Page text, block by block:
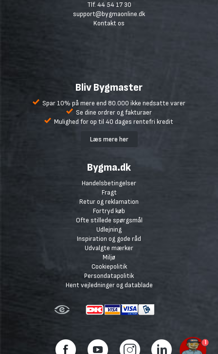
Tlf. 44 54 17 30
support@bygmaonline.dk
Kontakt os
Bliv Bygmaster
Spar 10% på mere end 80.000 ikke nedsatte varer
Se dine ordrer og fakturaer
Mulighed for op til 40 dages rentefri kredit
Læs mere her
Bygma.dk
Handelsbetingelser
Fragt
Retur og reklamation
Fortryd køb
Ofte stillede spørgsmål
Udlejning
Inspiration og gode råd
Udvalgte mærker
Miljø
Cookiepolitik
Persondatapolitik
Hent vejledninger og datablade
1